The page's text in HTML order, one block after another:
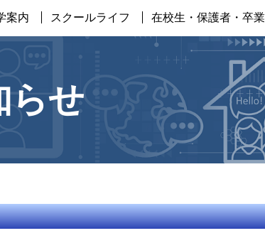
案内 スクールライフ 在校生・保護者・卒
らせ